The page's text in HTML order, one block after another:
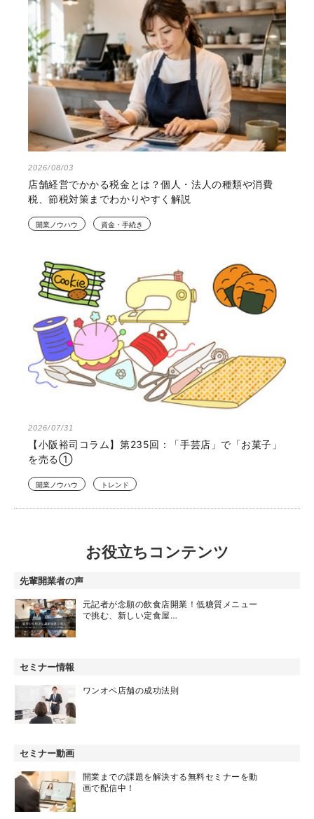
2026/08/03
店舗経営でかかる税金とは？個人・法人の種類や消費
税、節税対策までわかりやすく解説
開業ノウハウ 資金・手続き
2026/07/31
【小阪裕司コラム】第235回：「手芸店」で「お菓子」
を売る①
開業ノウハウ トレンド
お役立ちコンテンツ
先輩開業者の声
元記者が念願の飲食店開業！低糖質メニュー
で挑む、新しい定食屋…
セミナー情報
ワンオペ店舗の成功法則
セミナー動画
開業までの課題を解決する無料セミナーを動
画で配信中！